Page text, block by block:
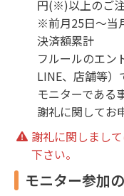
円(※)以上のご
※前月25日～当
決済額累計
フルールのエン
LINE、店舗等
モニターである
謝礼に関してお
謝礼に関しまして
下さい。
モニター参加